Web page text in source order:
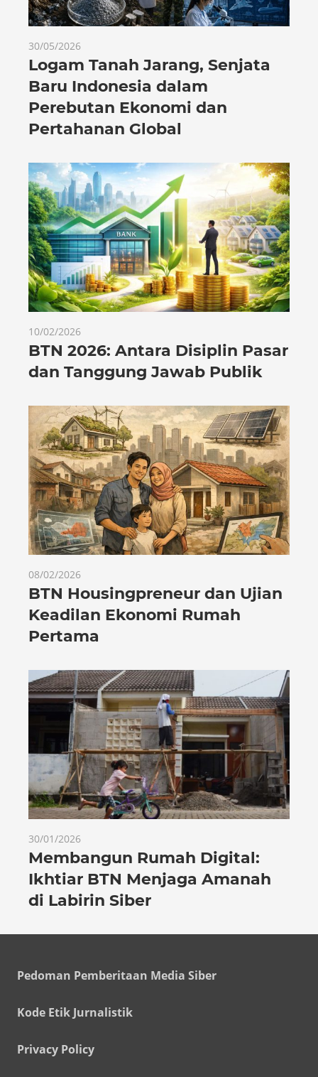
30/05/2026
Logam Tanah Jarang, Senjata
Baru Indonesia dalam
Perebutan Ekonomi dan
Pertahanan Global
10/02/2026
BTN 2026: Antara Disiplin Pasar
dan Tanggung Jawab Publik
08/02/2026
BTN Housingpreneur dan Ujian
Keadilan Ekonomi Rumah
Pertama
30/01/2026
Membangun Rumah Digital:
Ikhtiar BTN Menjaga Amanah
di Labirin Siber
Pedoman Pemberitaan Media Siber
Kode Etik Jurnalistik
Privacy Policy